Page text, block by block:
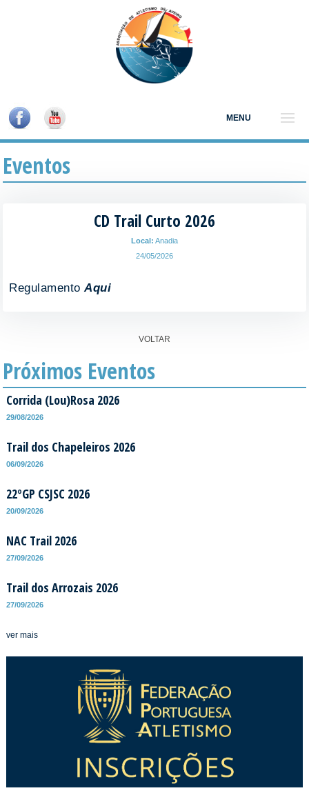
MENU
Eventos
CD Trail Curto 2026
Local: Anadia
24/05/2026
RegulamentoAqui
VOLTAR
Próximos Eventos
Corrida (Lou)Rosa 2026
29/08/2026
Trail dos Chapeleiros 2026
06/09/2026
22ºGP CSJSC 2026
20/09/2026
NAC Trail 2026
27/09/2026
Trail dos Arrozais 2026
27/09/2026
ver mais